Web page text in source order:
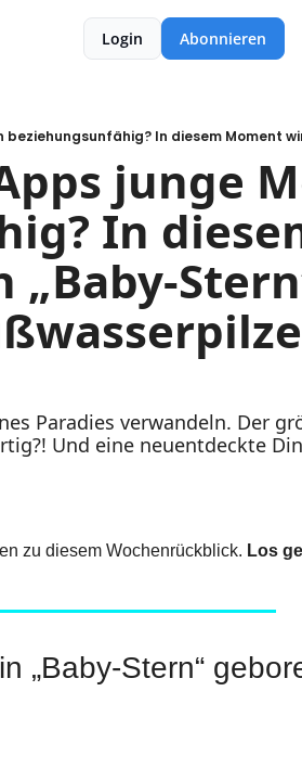
Login Abonnieren
junge
In
Paradies verwandeln. Der
Und eine neuentdeckte
zu diesem Wochenrückblick. Los
„Baby-Stern“